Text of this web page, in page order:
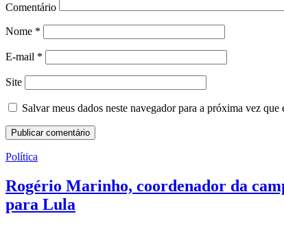
Comentário
Nome *
E-mail *
Site
Salvar meus dados neste navegador para a próxima vez que
Política
Rogério Marinho, coordenador da
para Lula